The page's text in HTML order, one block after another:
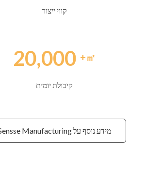
קווי ייצור
20,000 ㎡+
קיבולת יומית
מידע נוסף על Sensse Manufacturing